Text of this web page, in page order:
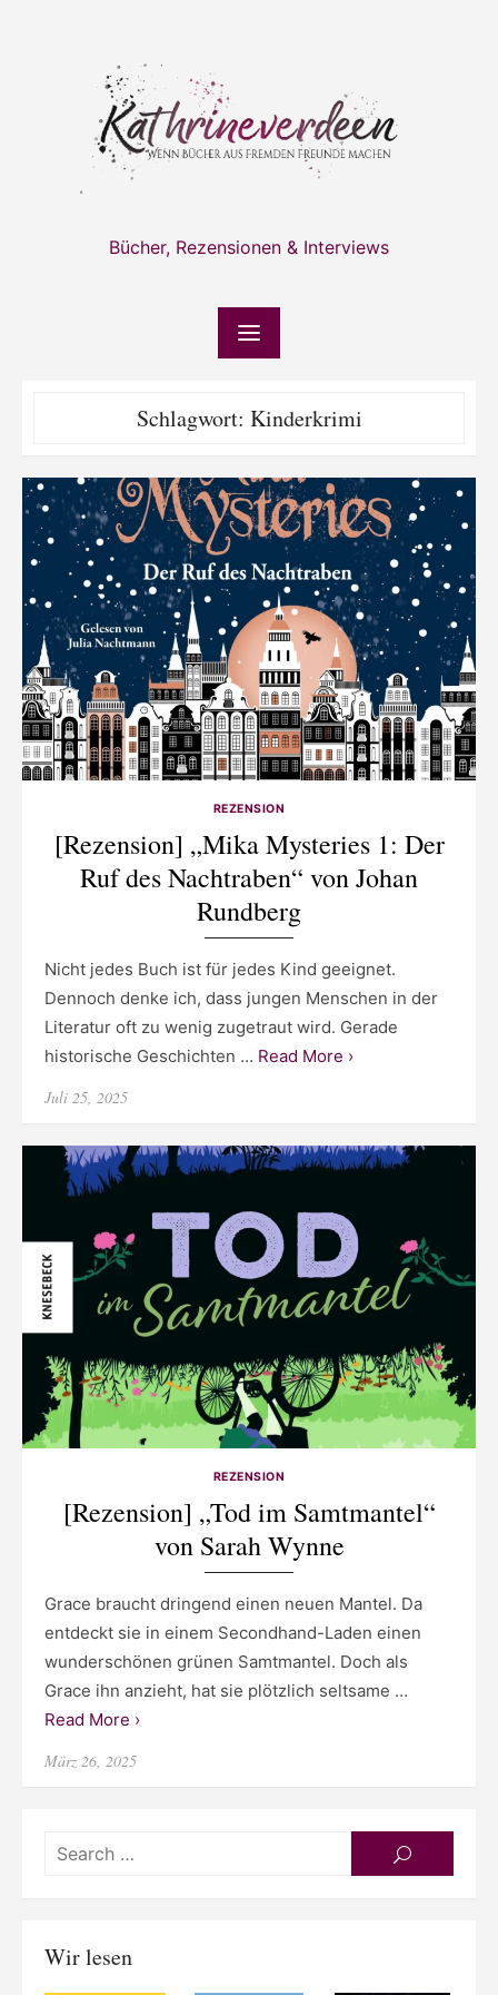
Bücher, Rezensionen & Interviews
Schlagwort: Kinderkrimi
REZENSION
[Rezension] „Mika Mysteries 1: Der
Ruf des Nachtraben“ von Johan
Rundberg
Nicht jedes Buch ist für jedes Kind geeignet.
Dennoch denke ich, dass jungen Menschen in der
Literatur oft zu wenig zugetraut wird. Gerade
historische Geschichten … Read More ›
Posted
Juli 25, 2025
REZENSION
[Rezension] „Tod im Samtmantel“
von Sarah Wynne
Grace braucht dringend einen neuen Mantel. Da
entdeckt sie in einem Secondhand-Laden einen
wunderschönen grünen Samtmantel. Doch als
Grace ihn anzieht, hat sie plötzlich seltsame …
Read More ›
Posted
März 26, 2025
SEARCH
Wir lesen